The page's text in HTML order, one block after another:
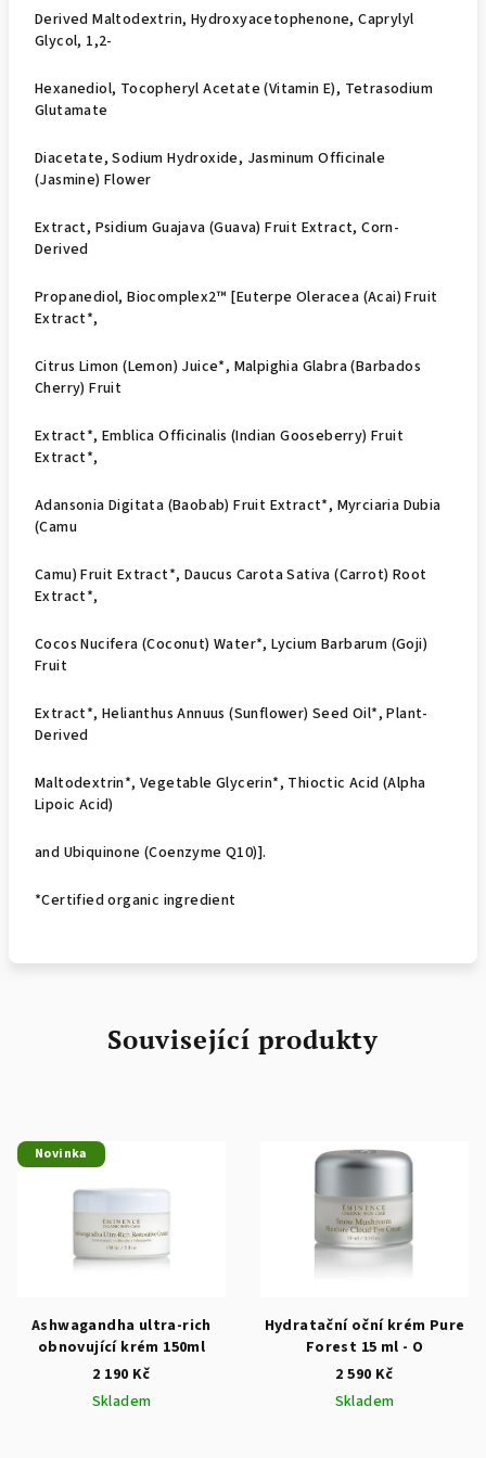
Derived Maltodextrin, Hydroxyacetophenone, Caprylyl
Glycol, 1,2-
Hexanediol, Tocopheryl Acetate (Vitamin E), Tetrasodium
Glutamate
Diacetate, Sodium Hydroxide, Jasminum Officinale
(Jasmine) Flower
Extract, Psidium Guajava (Guava) Fruit Extract, Corn-
Derived
Propanediol, Biocomplex2™ [Euterpe Oleracea (Acai) Fruit
Extract*,
Citrus Limon (Lemon) Juice*, Malpighia Glabra (Barbados
Cherry) Fruit
Extract*, Emblica Officinalis (Indian Gooseberry) Fruit
Extract*,
Adansonia Digitata (Baobab) Fruit Extract*, Myrciaria Dubia
(Camu
Camu) Fruit Extract*, Daucus Carota Sativa (Carrot) Root
Extract*,
Cocos Nucifera (Coconut) Water*, Lycium Barbarum (Goji)
Fruit
Extract*, Helianthus Annuus (Sunflower) Seed Oil*, Plant-
Derived
Maltodextrin*, Vegetable Glycerin*, Thioctic Acid (Alpha
Lipoic Acid)
and Ubiquinone (Coenzyme Q10)].
*Certified organic ingredient
Související produkty
Novinka
Ashwagandha ultra-rich
obnovující krém 150ml
2 190 Kč
Skladem
Hydratační oční krém Pure
Forest 15 ml - O
2 590 Kč
Skladem